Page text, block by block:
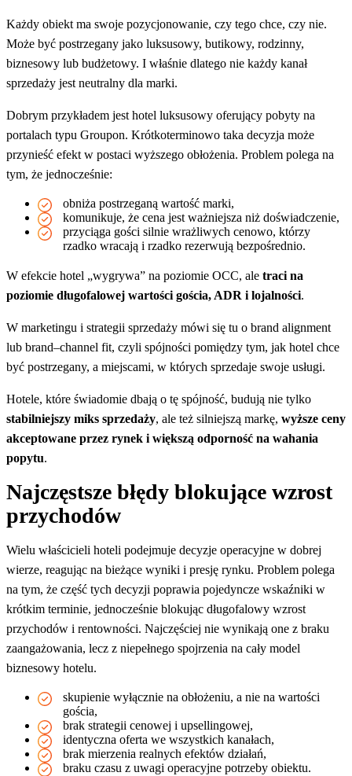
Każdy obiekt ma swoje pozycjonowanie, czy tego chce, czy nie.
Może być postrzegany jako luksusowy, butikowy, rodzinny,
biznesowy lub budżetowy. I właśnie dlatego nie każdy kanał
sprzedaży jest neutralny dla marki.
Dobrym przykładem jest hotel luksusowy oferujący pobyty na
portalach typu Groupon. Krótkoterminowo taka decyzja może
przynieść efekt w postaci wyższego obłożenia. Problem polega na
tym, że jednocześnie:
obniża postrzeganą wartość marki,
komunikuje, że cena jest ważniejsza niż doświadczenie,
przyciąga gości silnie wrażliwych cenowo, którzy
rzadko wracają i rzadko rezerwują bezpośrednio.
W efekcie hotel „wygrywa” na poziomie OCC, ale traci na
poziomie długofalowej wartości gościa, ADR i lojalności.
W marketingu i strategii sprzedaży mówi się tu o brand alignment
lub brand–channel fit, czyli spójności pomiędzy tym, jak hotel chce
być postrzegany, a miejscami, w których sprzedaje swoje usługi.
Hotele, które świadomie dbają o tę spójność, budują nie tylko
stabilniejszy miks sprzedaży, ale też silniejszą markę, wyższe ceny
akceptowane przez rynek i większą odporność na wahania
popytu.
Najczęstsze błędy blokujące wzrost
przychodów
Wielu właścicieli hoteli podejmuje decyzje operacyjne w dobrej
wierze, reagując na bieżące wyniki i presję rynku. Problem polega
na tym, że część tych decyzji poprawia pojedyncze wskaźniki w
krótkim terminie, jednocześnie blokując długofalowy wzrost
przychodów i rentowności. Najczęściej nie wynikają one z braku
zaangażowania, lecz z niepełnego spojrzenia na cały model
biznesowy hotelu.
skupienie wyłącznie na obłożeniu, a nie na wartości
gościa,
brak strategii cenowej i upsellingowej,
identyczna oferta we wszystkich kanałach,
brak mierzenia realnych efektów działań,
braku czasu z uwagi operacyjne potrzeby obiektu.